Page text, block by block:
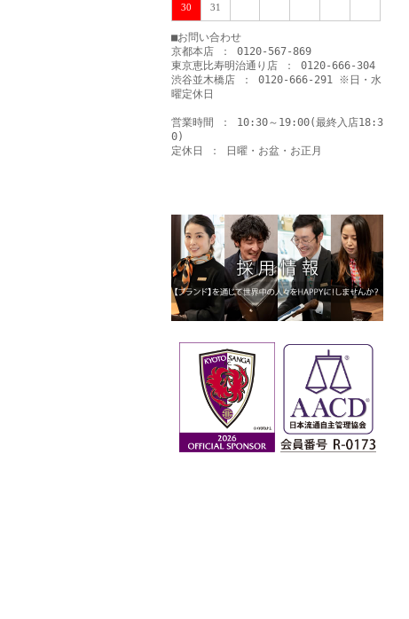
30 31
■お問い合わせ
京都本店 ： 0120-567-869
東京恵比寿明治通り店 ： 0120-666-304
渋谷並木橋店 ： 0120-666-291 ※日・水
曜定休日
営業時間 ： 10:30～19:00(最終入店18:3
0)
定休日 ： 日曜・お盆・お正月